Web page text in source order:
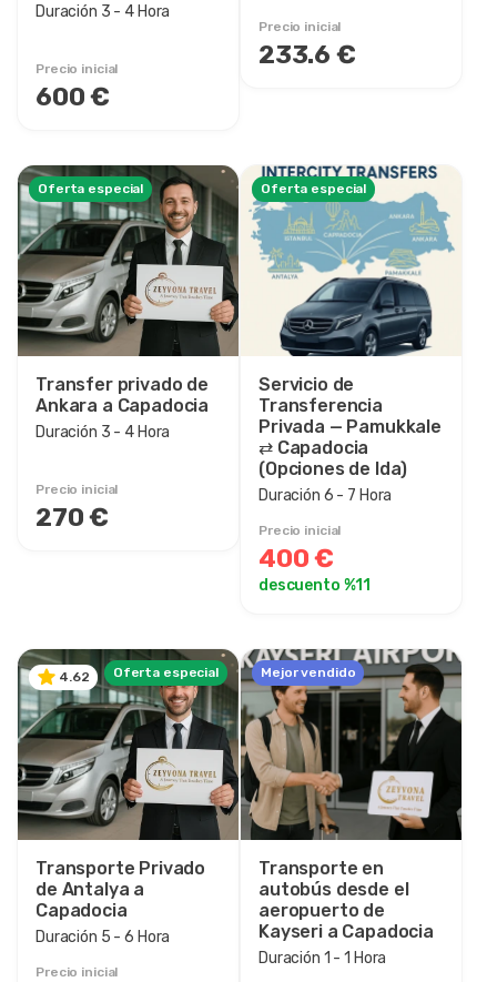
6 Noche 7 Días
11 Noche 12 Días
13 Noche 14 Días
Duración 3 - 4 Hora
Precio inicial
600 €
Precio inicial
233.6 €
Oferta especial
Transfer privado de
Ankara a Capadocia
Duración 3 - 4 Hora
Precio inicial
270 €
Oferta especial
Servicio de
Transferencia
Privada — Pamukkale
⇄ Capadocia
(Opciones de Ida)
Duración 6 - 7 Hora
Precio inicial
400 €
descuento %11
4.62 Oferta especial
Transporte Privado
de Antalya a
Capadocia
Duración 5 - 6 Hora
Precio inicial
Mejor vendido
Transporte en
autobús desde el
aeropuerto de
Kayseri a Capadocia
Duración 1 - 1 Hora